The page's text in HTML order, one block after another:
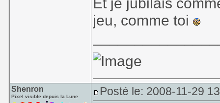
jeu, comme toi
Shenron
Pixel visible depuis la Lune
Posté le: 2008-11-29